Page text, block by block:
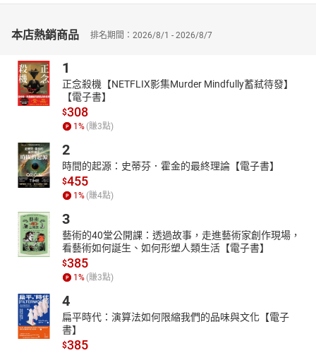
本店熱銷商品 排名期間：2026/8/1 - 2026/8/7
1
正念殺機【NETFLIX影集Murder Mindfully蓄弒待發】
【電子書】
$308
1% (賺3點)
2
時間的起源：史蒂芬．霍金的最終理論【電子書】
$455
1% (賺4點)
3
藝術的40堂公開課：透過故事，走進藝術家創作現場，
看藝術如何誕生、如何形塑人類生活【電子書】
$385
1% (賺3點)
4
扁平時代：演算法如何限縮我們的品味與文化【電子
書】
$385